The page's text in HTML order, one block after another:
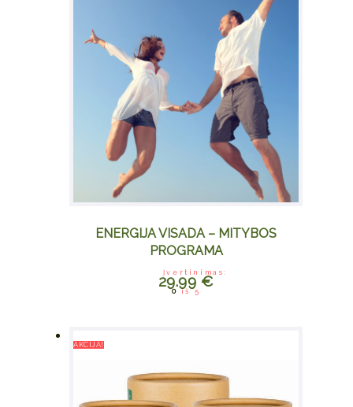
ENERGIJA VISADA – MITYBOS
PROGRAMA
Įvertinimas:
0 iš 5
29.99 €
AKCIJA!